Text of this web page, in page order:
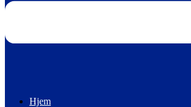
Hjem